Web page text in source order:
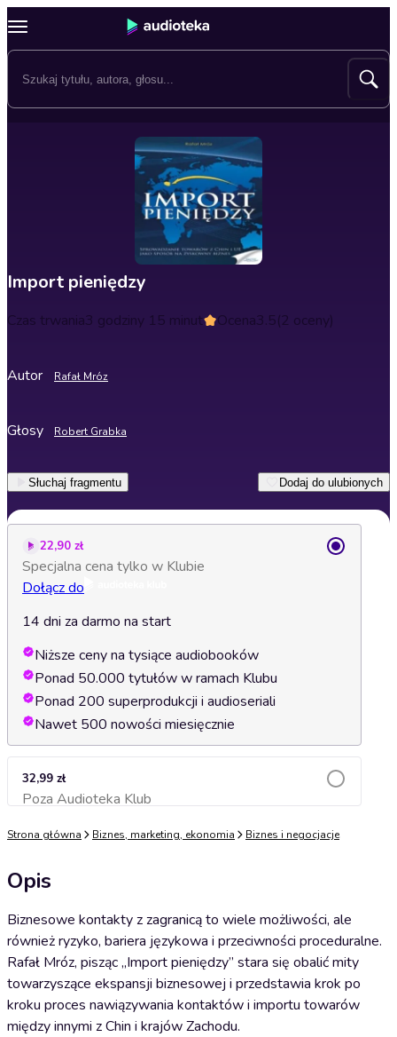
Import pieniędzy
Czas trwania3 godziny 15 minut Ocena3.5(2 oceny)
Autor Rafał Mróz
Głosy Robert Grabka
Słuchaj fragmentu Dodaj do ulubionych
22,90 zł
Specjalna cena tylko w Klubie
Dołącz do
14 dni za darmo na start
Niższe ceny na tysiące audiobooków
Ponad 50.000 tytułów w ramach Klubu
Ponad 200 superprodukcji i audioseriali
Nawet 500 nowości miesięcznie
32,99 zł
Poza Audioteka KlubDodaj do koszyka
Strona główna Biznes, marketing, ekonomia Biznes i negocjacje
Opis
Biznesowe kontakty z zagranicą to wiele możliwości, ale
również ryzyko, bariera językowa i przeciwności proceduralne.
Rafał Mróz, pisząc „Import pieniędzy” stara się obalić mity
towarzyszące ekspansji biznesowej i przedstawia krok po
kroku proces nawiązywania kontaktów i importu towarów
między innymi z Chin i krajów Zachodu.